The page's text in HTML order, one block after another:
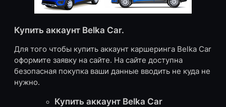
Купить аккаунт Belka Car.
Для того чтобы купить аккаунт каршеринга Belka Car
оформите заявку на сайте. На сайте доступна
безопасная покупка ваши данные вводить не куда не
нужно.
Купить аккаунт Belka Car